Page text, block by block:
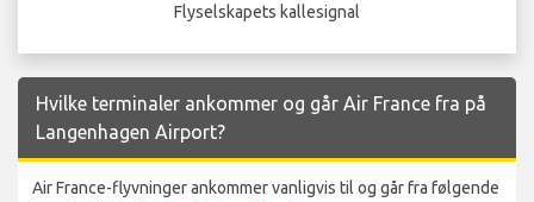
Flyselskapets kallesignal
Hvilke terminaler ankommer og går Air France fra på
Langenhagen Airport?
Air France-flyvninger ankommer vanligvis til og går fra følgende